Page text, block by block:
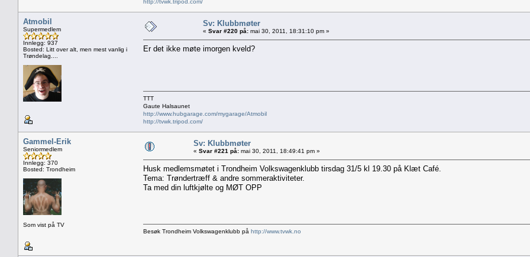
http://tvwk.tripod.com/
Atmobil
Supermedlem
Innlegg: 937
Bosted: Litt over alt, men mest vanlig i
Trøndelag....
Sv: Klubbmøter
« Svar #220 på: mai 30, 2011, 18:31:10 pm »
Er det ikke møte imorgen kveld?
TTT
Gaute Halsaunet
http://www.hubgarage.com/mygarage/Atmobil
http://tvwk.tripod.com/
Gammel-Erik
Seniormedlem
Innlegg: 370
Bosted: Trondheim
Som vist på TV
Sv: Klubbmøter
« Svar #221 på: mai 30, 2011, 18:49:41 pm »
Husk medlemsmøtet i Trondheim Volkswagenklubb tirsdag 31/5 kl 19.30 på Klæt Café.
Tema: Trøndertræff & andre sommeraktiviteter.
Ta med din luftkjølte og MØT OPP
Besøk Trondheim Volkswagenklubb på http://www.tvwk.no